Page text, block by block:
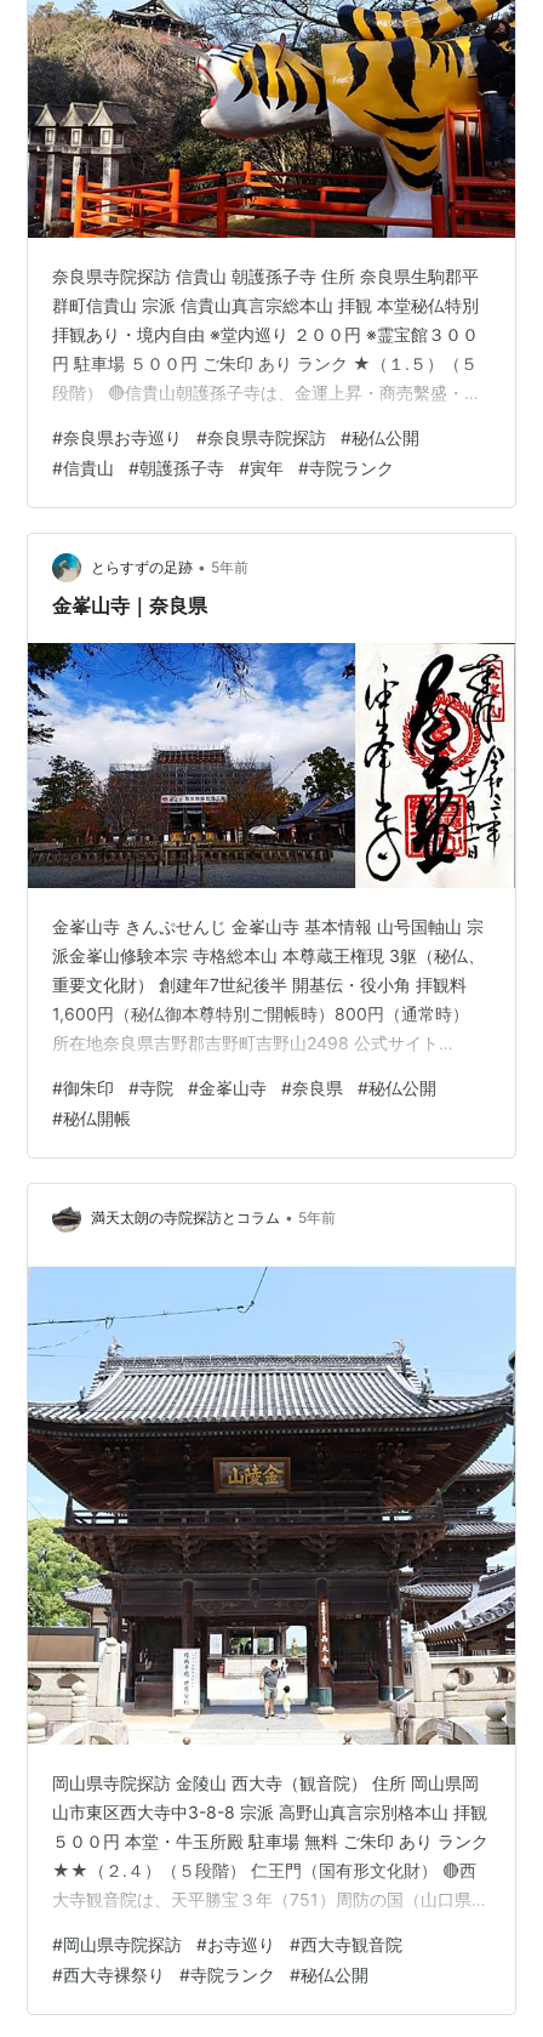
奈良県寺院探訪 信貴山 朝護孫子寺 住所 奈良県生駒郡平
群町信貴山 宗派 信貴山真言宗総本山 拝観 本堂秘仏特別
拝観あり・境内自由 ※堂内巡り ２００円 ※霊宝館３００
円 駐車場 ５００円 ご朱印 あり ランク ★（１.５）（５
段階） 🔴信貴山朝護孫子寺は、金運上昇・商売繫盛・厄
れる。塔頭寺院も千手院・玉蔵院・成福院の３ヵ寺が
各々祈願祈祷を受けている。 縁起は古く、聖徳太子が物
部守屋との戦いで勝利し寅年寅の日寅の刻に毘沙門天を
感得したのが始まりとされる。その後、醍醐天皇が重病
の折に毘沙門天の御加護で 全快し朝護孫子寺の勅名を賜
る。延喜１０…
#奈良県お寺巡り #奈良県寺院探訪 #秘仏公開
#信貴山 #朝護孫子寺 #寅年 #寺院ランク
とらすずの足跡 • 5年前
金峯山寺｜奈良県
金峯山寺 きんぷせんじ 金峯山寺 基本情報 山号国軸山 宗
派金峯山修験本宗 寺格総本山 本尊蔵王権現 3躯（秘仏、
重要文化財） 創建年7世紀後半 開基伝・役小角 拝観料
1,600円（秘仏御本尊特別ご開帳時）800円（通常時）
所在地奈良県吉野郡吉野町吉野山2498 公式サイト
徒歩35分 御朱印 御朱印 御朱印（秘仏 金剛蔵王大権現）
参拝日：2021年11月11日志納金：300円（直書） 500円
（秘仏御本尊特別）＜料金改定：令和6年3月1日より、各
500円、700円へ＞授与所：蔵王堂横、御朱印受付所 ＜
解説＞吉野…
#御朱印 #寺院 #金峯山寺 #奈良県 #秘仏公開
#秘仏開帳
満天太朗の寺院探訪とコラム • 5年前
岡山県寺院探訪 金陵山 西大寺（観音院） 住所 岡山県岡
山市東区西大寺中3-8-8 宗派 高野山真言宗別格本山 拝観
５００円 本堂・牛玉所殿 駐車場 無料 ご朱印 あり ランク
★★（２.４）（５段階） 仁王門（国有形文化財） 🔴西
大寺観音院は、天平勝宝３年（751）周防の国（山口県）
ったのが始まりとされる。縁起にもなっており拝観で 絵
巻解説を観る事が出来る。その後焼失・罹災し江戸期に
現在の伽藍になる。 西大寺とえいば、奇祭「裸祭り」が
#岡山県寺院探訪 #お寺巡り #西大寺観音院
#西大寺裸祭り #寺院ランク #秘仏公開